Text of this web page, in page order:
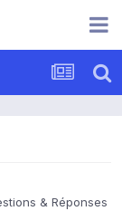
& Réponses